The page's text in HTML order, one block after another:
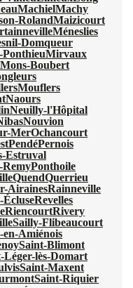
MachielMachy
RolandMaizicourt
Méneslies
Domqueur
Mirvaux
Mons-Boubert
Mouflers
Naours
Neuilly-l'Hôpital
Nouvion
MerOchancourt
PendéPernois
Estruval
RemyPonthoile
QuendQuerrieu
AirainesRainneville
ÉcluseRevelles
RiencourtRivery
Sailly-Flibeaucourt
en-Amiénois
Saint-Blimont
Léger-lès-Domart
Saint-Maxent
Saint-Riquier